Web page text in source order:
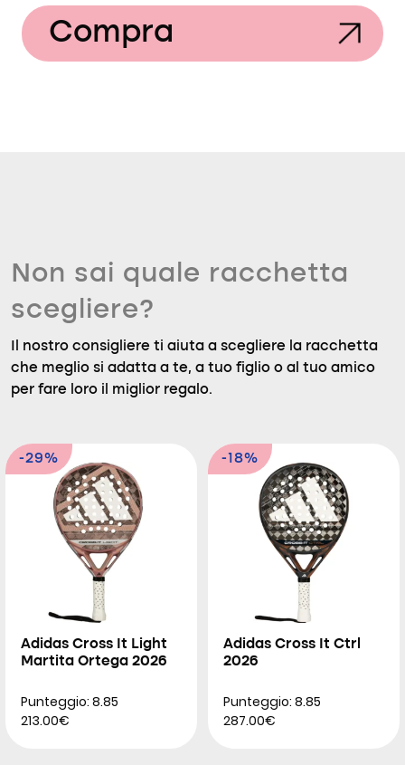
Compra
Non sai quale racchetta
scegliere?
Il nostro consigliere ti aiuta a scegliere la racchetta
che meglio si adatta a te, a tuo figlio o al tuo amico
per fare loro il miglior regalo.
-29%
Adidas Cross It Light
Martita Ortega 2026
Punteggio: 8.85
213.00€
-18%
Adidas Cross It Ctrl
2026
Punteggio: 8.85
287.00€